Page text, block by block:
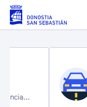
Saltar al contenido
de